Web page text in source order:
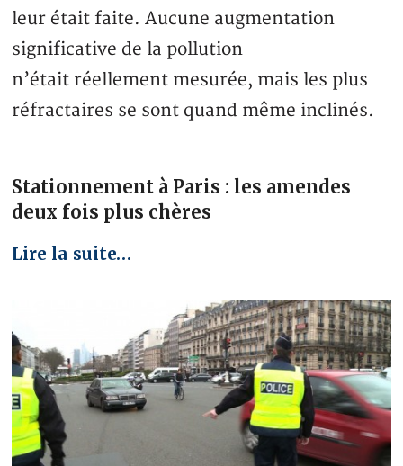
leur était faite. Aucune augmentation
significative de la pollution
n’était réellement mesurée, mais les plus
réfractaires se sont quand même inclinés.
Stationnement à Paris : les amendes
deux fois plus chères
Lire la suite…